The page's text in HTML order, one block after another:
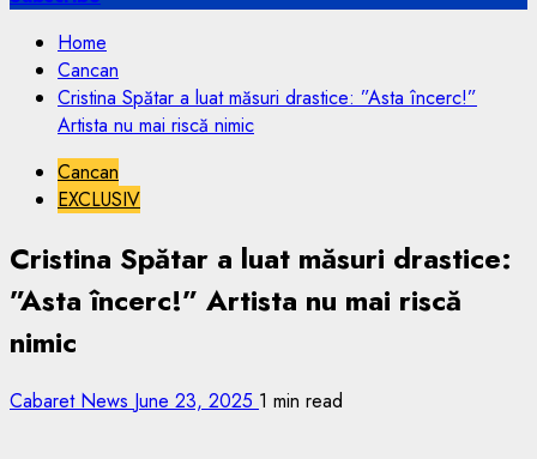
Home
Cancan
Cristina Spătar a luat măsuri drastice: ”Asta încerc!”
Artista nu mai riscă nimic
Cancan
EXCLUSIV
Cristina Spătar a luat măsuri drastice:
”Asta încerc!” Artista nu mai riscă
nimic
Cabaret News June 23, 2025 1 min read